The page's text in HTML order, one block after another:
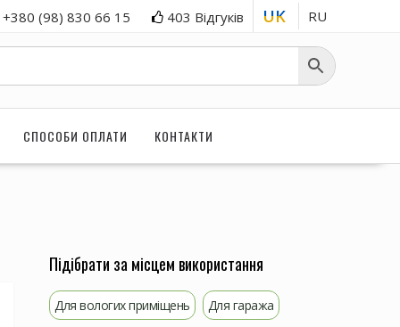
+380 (98) 830 66 15 403 Відгуків UK RU
СПОСОБИ ОПЛАТИ КОНТАКТИ
Підібрати за місцем використання
Для вологих приміщень Для гаража